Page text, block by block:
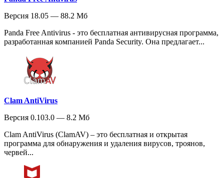
Версия 18.05 — 88.2 Мб
Panda Free Antivirus - это бесплатная антивирусная программа,
разработанная компанией Panda Security. Она предлагает...
Clam AntiVirus
Версия 0.103.0 — 8.2 Мб
Clam AntiVirus (ClamAV) – это бесплатная и открытая
программа для обнаружения и удаления вирусов, троянов,
червей...